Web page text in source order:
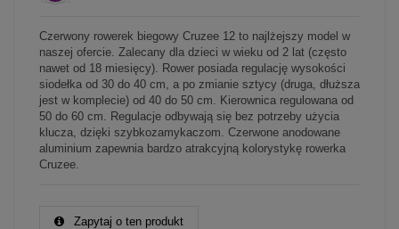
Czerwony rowerek biegowy Cruzee 12 to najlżejszy model w
naszej ofercie. Zalecany dla dzieci w wieku od 2 lat (często
nawet od 18 miesięcy). Rower posiada regulację wysokości
siodełka od 30 do 40 cm, a po zmianie sztycy (druga, dłuższa
jest w komplecie) od 40 do 50 cm. Kierownica regulowana od
50 do 60 cm. Regulacje odbywają się bez potrzeby użycia
klucza, dzięki szybkozamykaczom. Czerwone anodowane
aluminium zapewnia bardzo atrakcyjną kolorystykę rowerka
Cruzee.
Zapytaj o ten produkt